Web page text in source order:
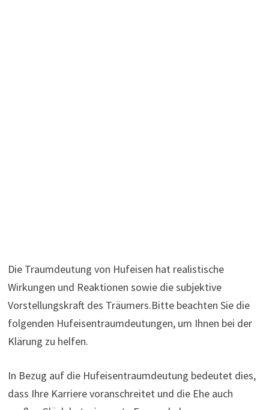
Die Traumdeutung von Hufeisen hat realistische
Wirkungen und Reaktionen sowie die subjektive
Vorstellungskraft des Träumers.Bitte beachten Sie die
folgenden Hufeisentraumdeutungen, um Ihnen bei der
Klärung zu helfen.
In Bezug auf die Hufeisentraumdeutung bedeutet dies,
dass Ihre Karriere voranschreitet und die Ehe auch